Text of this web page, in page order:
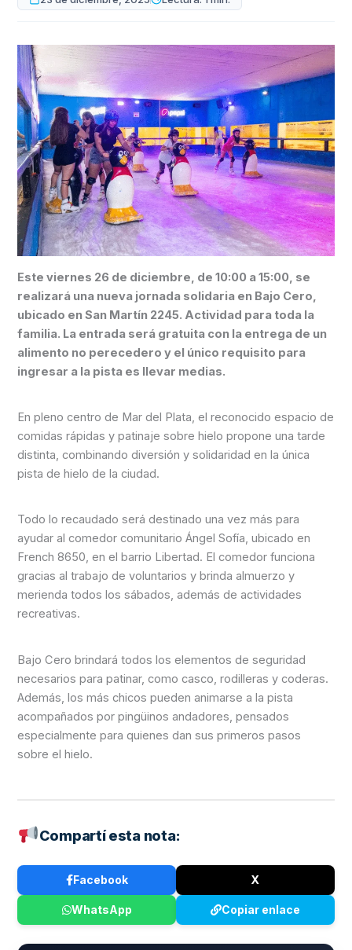
Este viernes 26 de diciembre, de 10:00 a 15:00, se
realizará una nueva jornada solidaria en Bajo Cero,
ubicado en San Martín 2245. Actividad para toda la
familia. La entrada será gratuita con la entrega de un
alimento no perecedero y el único requisito para
ingresar a la pista es llevar medias.
En pleno centro de Mar del Plata, el reconocido espacio de
comidas rápidas y patinaje sobre hielo propone una tarde
distinta, combinando diversión y solidaridad en la única
pista de hielo de la ciudad.
Todo lo recaudado será destinado una vez más para
ayudar al comedor comunitario Ángel Sofía, ubicado en
French 8650, en el barrio Libertad. El comedor funciona
gracias al trabajo de voluntarios y brinda almuerzo y
merienda todos los sábados, además de actividades
recreativas.
Bajo Cero brindará todos los elementos de seguridad
necesarios para patinar, como casco, rodilleras y coderas.
Además, los más chicos pueden animarse a la pista
acompañados por pingüinos andadores, pensados
especialmente para quienes dan sus primeros pasos
sobre el hielo.
Compartí esta nota:
Facebook X
WhatsApp Copiar enlace